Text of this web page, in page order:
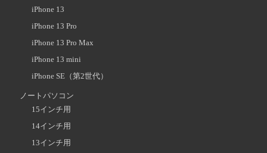
iPhone 13
iPhone 13 Pro
iPhone 13 Pro Max
iPhone 13 mini
iPhone SE（第2世代）
ノートパソコン
15インチ用
14インチ用
13インチ用